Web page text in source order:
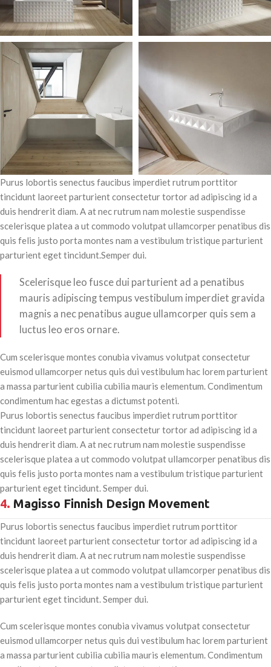
Purus lobortis senectus faucibus imperdiet rutrum porttitor
tincidunt laoreet parturient consectetur tortor ad adipiscing id a
duis hendrerit diam. A at nec rutrum nam molestie suspendisse
scelerisque platea a ut commodo volutpat ullamcorper penatibus dis
quis felis justo porta montes nam a vestibulum tristique parturient
parturient eget tincidunt.Semper dui.
Scelerisque leo fusce dui parturient ad a penatibus
mauris adipiscing tempus vestibulum imperdiet gravida
magnis a nec penatibus augue ullamcorper quis sem a
luctus leo eros ornare.
Cum scelerisque montes conubia vivamus volutpat consectetur
euismod ullamcorper netus quis dui vestibulum hac lorem parturient
a massa parturient cubilia cubilia mauris elementum. Condimentum
condimentum hac egestas a dictumst potenti.
Purus lobortis senectus faucibus imperdiet rutrum porttitor
tincidunt laoreet parturient consectetur tortor ad adipiscing id a
duis hendrerit diam. A at nec rutrum nam molestie suspendisse
scelerisque platea a ut commodo volutpat ullamcorper penatibus dis
quis felis justo porta montes nam a vestibulum tristique parturient
parturient eget tincidunt. Semper dui.
4. Magisso Finnish Design Movement
Purus lobortis senectus faucibus imperdiet rutrum porttitor
tincidunt laoreet parturient consectetur tortor ad adipiscing id a
duis hendrerit diam. A at nec rutrum nam molestie suspendisse
scelerisque platea a ut commodo volutpat ullamcorper penatibus dis
quis felis justo porta montes nam a vestibulum tristique parturient
parturient eget tincidunt. Semper dui.
Cum scelerisque montes conubia vivamus volutpat consectetur
euismod ullamcorper netus quis dui vestibulum hac lorem parturient
a massa parturient cubilia cubilia mauris elementum. Condimentum